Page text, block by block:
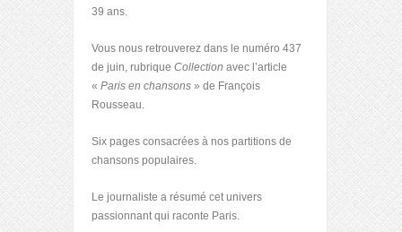
39 ans.
Vous nous retrouverez dans le numéro 437
de juin, rubrique Collection avec l’article
« Paris en chansons » de François
Rousseau.
Six pages consacrées à nos partitions de
chansons populaires.
Le journaliste a résumé cet univers
passionnant qui raconte Paris.